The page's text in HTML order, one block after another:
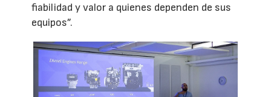
fiabilidad y valor a quienes dependen de sus
equipos”.